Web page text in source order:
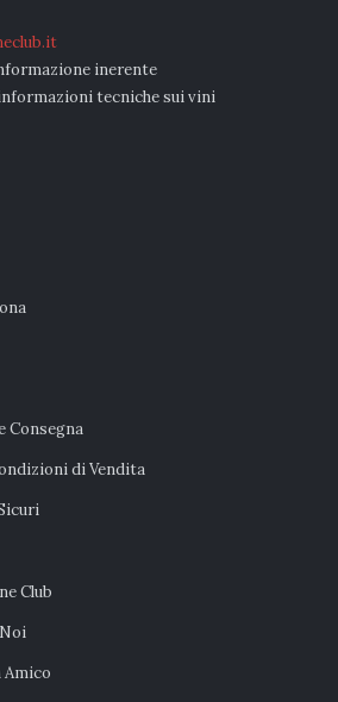
inerente
tecniche sui vini
Consegna
di Vendita
Club
Amico